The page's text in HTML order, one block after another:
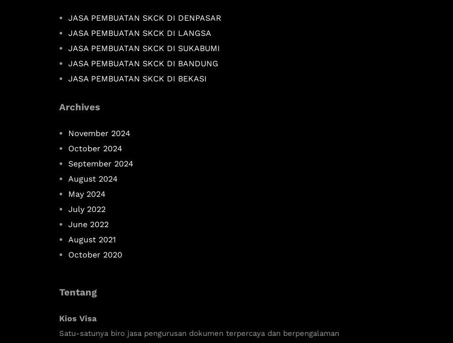
JASA PEMBUATAN SKCK DI DENPASAR
JASA PEMBUATAN SKCK DI LANGSA
JASA PEMBUATAN SKCK DI SUKABUMI
JASA PEMBUATAN SKCK DI BANDUNG
JASA PEMBUATAN SKCK DI BEKASI
Archives
November 2024
October 2024
September 2024
August 2024
May 2024
July 2022
June 2022
August 2021
October 2020
Tentang
Kios Visa
Satu-satunya biro jasa pengurusan dokumen terpercaya dan berpengalaman